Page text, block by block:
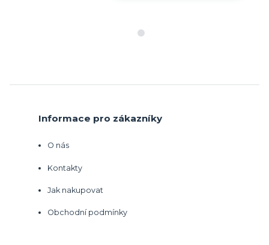
Informace pro zákazníky
O nás
Kontakty
Jak nakupovat
Obchodní podmínky